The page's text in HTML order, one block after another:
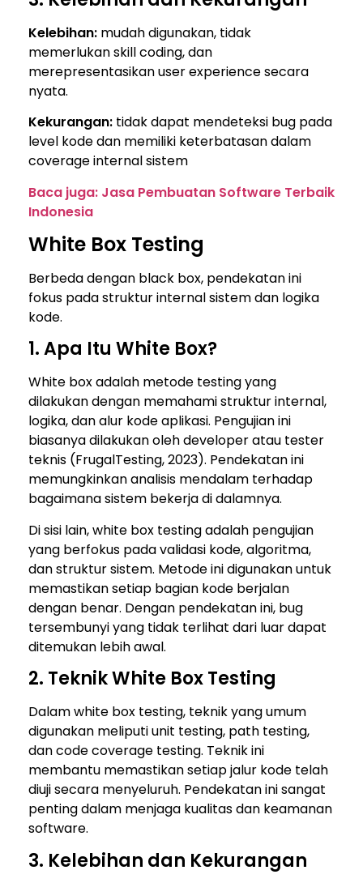
Kelebihan: mudah digunakan, tidak
memerlukan skill coding, dan
merepresentasikan user experience secara
nyata.
Kekurangan: tidak dapat mendeteksi bug pada
level kode dan memiliki keterbatasan dalam
coverage internal sistem
Baca juga: Jasa Pembuatan Software Terbaik
Indonesia
White Box Testing
Berbeda dengan black box, pendekatan ini
fokus pada struktur internal sistem dan logika
kode.
1. Apa Itu White Box?
White box adalah metode testing yang
dilakukan dengan memahami struktur internal,
logika, dan alur kode aplikasi. Pengujian ini
biasanya dilakukan oleh developer atau tester
teknis (FrugalTesting, 2023). Pendekatan ini
memungkinkan analisis mendalam terhadap
bagaimana sistem bekerja di dalamnya.
Di sisi lain, white box testing adalah pengujian
yang berfokus pada validasi kode, algoritma,
dan struktur sistem. Metode ini digunakan untuk
memastikan setiap bagian kode berjalan
dengan benar. Dengan pendekatan ini, bug
tersembunyi yang tidak terlihat dari luar dapat
ditemukan lebih awal.
2. Teknik White Box Testing
Dalam white box testing, teknik yang umum
digunakan meliputi unit testing, path testing,
dan code coverage testing. Teknik ini
membantu memastikan setiap jalur kode telah
diuji secara menyeluruh. Pendekatan ini sangat
penting dalam menjaga kualitas dan keamanan
software.
3. Kelebihan dan Kekurangan